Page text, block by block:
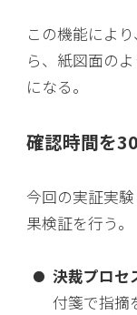
この機能によ
ら、紙図面の
になる。
確認時間を
今回の実証実
果検証を行う。
決裁プロセ
付箋で指摘